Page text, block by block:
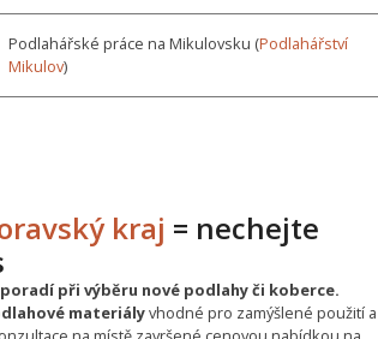
Podlahářské práce na Mikulovsku (Podlahářství
Mikulov)
kraj = nechejte
poradí při výběru nové podlahy či koberce.
materiályvhodné pro zamýšlené použití a